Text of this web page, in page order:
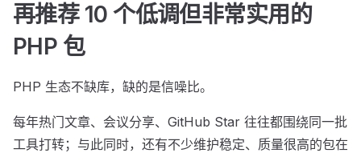
再推荐 10 个低调但非常实用的
PHP 包
PHP 生态不缺库，缺的是信噪比。
每年热门文章、会议分享、GitHub Star 往往都围绕同一批
工具打转；与此同时，还有不少维护稳定、质量很高的包在